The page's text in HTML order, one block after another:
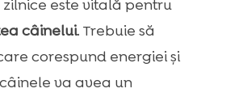
este vitală pentru
câinelui. Trebuie să
corespund energiei și
va avea un